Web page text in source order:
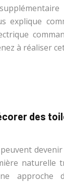
explique
à réaliser
des
naturelle
approche